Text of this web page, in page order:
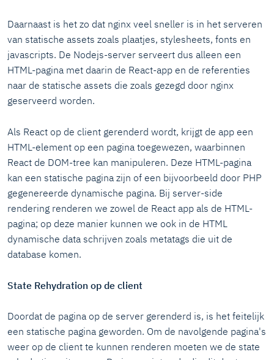
Daarnaast is het zo dat nginx veel sneller is in het serveren
van statische assets zoals plaatjes, stylesheets, fonts en
javascripts. De Nodejs-server serveert dus alleen een
HTML-pagina met daarin de React-app en de referenties
naar de statische assets die zoals gezegd door nginx
geserveerd worden.
Als React op de client gerenderd wordt, krijgt de app een
HTML-element op een pagina toegewezen, waarbinnen
React de DOM-tree kan manipuleren. Deze HTML-pagina
kan een statische pagina zijn of een bijvoorbeeld door PHP
gegenereerde dynamische pagina. Bij server-side
rendering renderen we zowel de React app als de HTML-
pagina; op deze manier kunnen we ook in de HTML
dynamische data schrijven zoals metatags die uit de
database komen.
State Rehydration op de client
Doordat de pagina op de server gerenderd is, is het feitelijk
een statische pagina geworden. Om de navolgende pagina's
weer op de client te kunnen renderen moeten we de state